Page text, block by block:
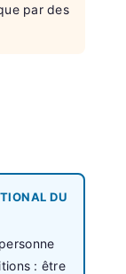
par des
DU
: être